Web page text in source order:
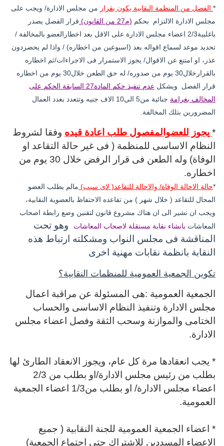
* الفصل من المنظمة النقابية يكون بقرار من مجلس الادارة/ ويجب على
مجلس الادارة الالتزام بحكم (م27 من القانون)
قرار الفصل يصدر
باغلبية2/3 اعضاء مجلس الادارة على الاقل بعد اخطارالعضو بالمخالفة /
تحديد موعد لسماع اقواله بعد (اسبوعين من اخطاره) / واذا لم يحضردون
عذر، او امتنع عن الاقوال/ يجوز الاستمرار فى الاجراءات/ثم اخطاره
بالقرارخلال30 يوم من صدوره/ له حق الطعن خلال30 يوم من اخطاره
قرار الفصل ويشكل
عدم تنفيذ حكم المادة27 السابقة الحكم على
المخالف بغرامة
جنائية من5 الى10 الاف جنيه وتتعدد بعدد العمال
المضرورين بتلك المخالفة.
*يجوز للعضوالمفصول طلب اعادة قيده وفقا لشروط
النظام الاساسى للمنظمة ( فى غير حالة التقاعد او
الوفاة) وله الطعن فى قرار الرفض خلال 30 يوم من
اخطاره.
*حالة الاحالة الوفاة/ والاحالة للتقاعد( لاى سبب) مالم يطلب العضو
المحال للتقاعد ( خلال شهر ) من تقاعده الاحتفاظ بالعضوية النقابية،
ويجب ان نشير الى ان هناك مشروع قانون لتقنين وضع رابطة اصحاب
المعاشات بانشاء نقابة مستقلة لاصحاب المعاشات
وهو تحت
المناقشة فى مجلس النواب ومشكلته ارتباط هذه
النقابة بانظمة نقابات مهنية اخرى
تكوين الجمعية العمومية للمنظمات النقابية؟
الجمعية العمومية :هى المسئولة عن مراقبة اعمال
مجلس الادارة وتنفيذ النظام الاساسى والحساب
الختامى والموازنة وسحب الثقة وفصل اعضاء مجلس
الادارة.
* يجب انعقادها مرة كل عام، ويجوز
الانعقاد الطارئ لها
بطلب من رئيس مجلس الادارة/او بطلب من 2/3
اعضاء مجلس الادارة/ او بطلب من1/3 اعضاء الجمعية
العمومية.
* اعضاء الجمعية العمومية للجنة النقابية ( جميع
الاعضاء المسددين للاشتراك حتى اجتماع الجمعية)